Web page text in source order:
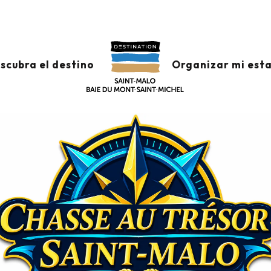
el destino Organizar mi
MALO